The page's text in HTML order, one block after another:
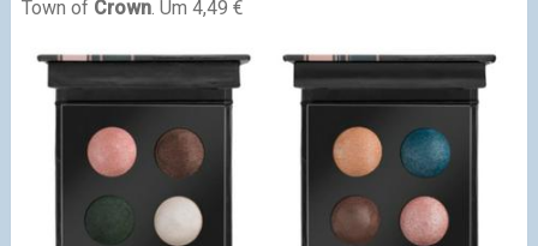
Town of Crown. Um 4,49 €